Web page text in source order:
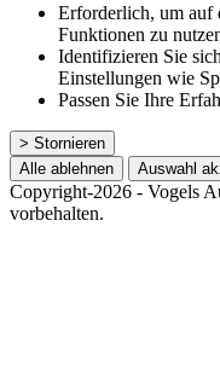
Erforderlich, um auf
Funktionen zu
Identifizieren Sie
Einstellungen wie
Passen Sie Ihre
> Stornieren
Alle ablehnen
Auswahl
Copyright-2026 - Vogels
vorbehalten.